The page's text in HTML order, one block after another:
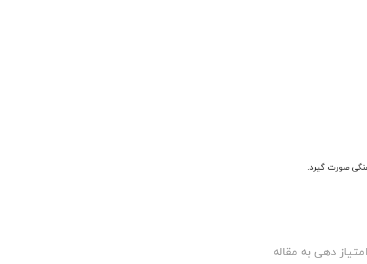
صورت گیرد.
امتیاز دهی به مقاله